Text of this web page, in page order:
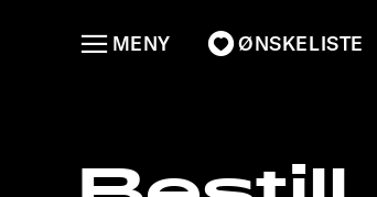
ØNSKELISTE
MENY